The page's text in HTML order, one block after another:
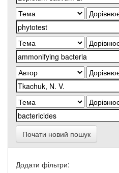
Почати новий пошук
Додати фільтри: